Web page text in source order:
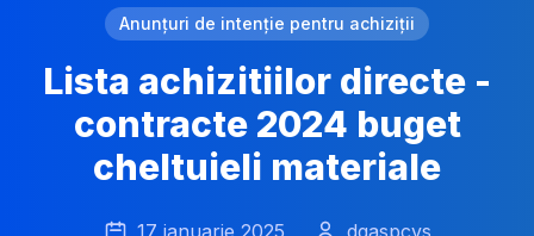
Anunțuri de intenție pentru achiziții
Lista achizitiilor directe -
contracte 2024 buget
cheltuieli materiale
17 ianuarie 2025
dgaspcvs